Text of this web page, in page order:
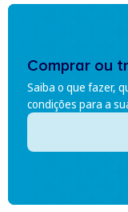
Comprar ou
Saiba o que fazer,
condições para a